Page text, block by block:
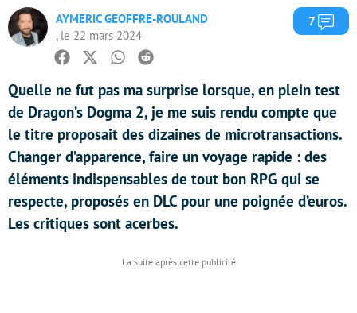
AYMERIC GEOFFRE-ROULAND
, le 22 mars 2024
7
Facebook
TwitterWhatsapp
Reddit
Quelle ne fut pas ma surprise lorsque, en plein test
de Dragon’s Dogma 2, je me suis rendu compte que
le titre proposait des dizaines de microtransactions.
Changer d’apparence, faire un voyage rapide : des
éléments indispensables de tout bon RPG qui se
respecte, proposés en DLC pour une poignée d’euros.
Les critiques sont acerbes.